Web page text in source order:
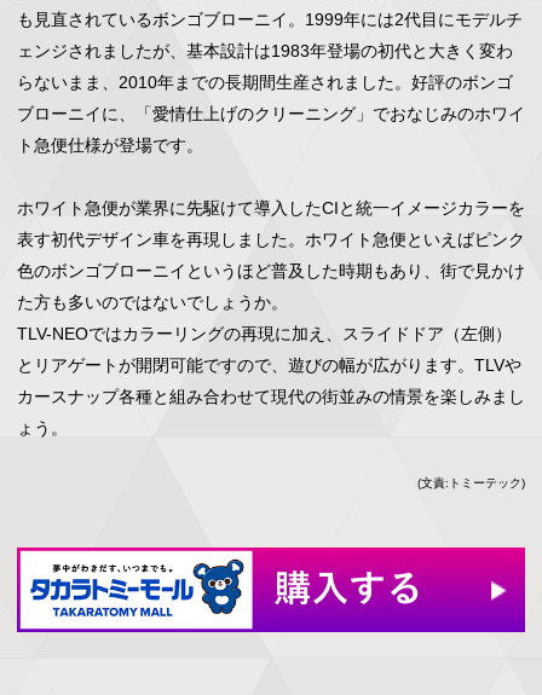
も見直されているボンゴブローニイ。1999年には2代目にモデルチ
ェンジされましたが、基本設計は1983年登場の初代と大きく変わ
らないまま、2010年までの長期間生産されました。好評のボンゴ
ブローニイに、「愛情仕上げのクリーニング」でおなじみのホワイ
ト急便仕様が登場です。
ホワイト急便が業界に先駆けて導入したCIと統一イメージカラーを
表す初代デザイン車を再現しました。ホワイト急便といえばピンク
色のボンゴブローニイというほど普及した時期もあり、街で見かけ
た方も多いのではないでしょうか。
TLV-NEOではカラーリングの再現に加え、スライドドア（左側）
とリアゲートが開閉可能ですので、遊びの幅が広がります。TLVや
カースナップ各種と組み合わせて現代の街並みの情景を楽しみまし
ょう。
(文責:トミーテック)